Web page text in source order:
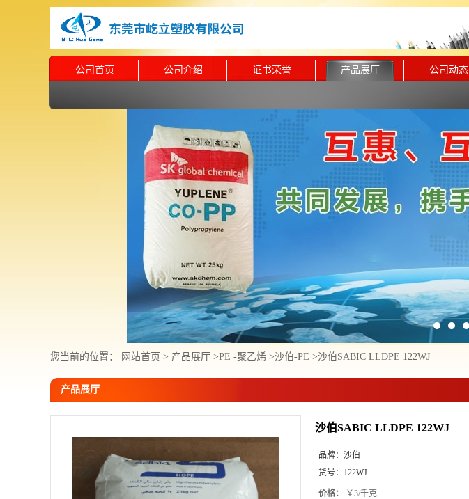
公司首页 公司介绍 证书荣誉 产品展厅 公司动态
您当前的位置： 网站首页 > 产品展厅 >PE -聚乙烯 >沙伯-PE >沙伯SABIC LLDPE 122WJ
产品展厅
沙伯SABIC LLDPE 122WJ
品牌： 沙伯
货号： 122WJ
价格： ￥3/千克